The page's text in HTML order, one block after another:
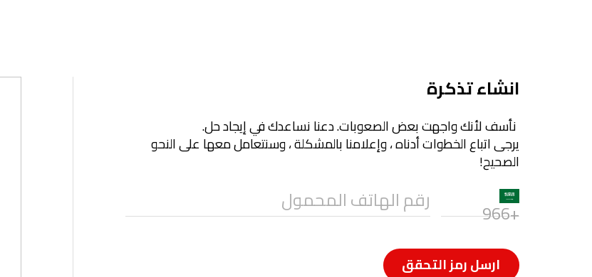
انشاء تذكرة
نأسف لأنك واجهت بعض الصعوبات. دعنا نساعدك في إيجاد حل.
يرجى اتباع الخطوات أدناه ، وإعلامنا بالمشكلة ، وسنتعامل معها على النحو
الصحيح!
+966 رقم الهاتف المحمول